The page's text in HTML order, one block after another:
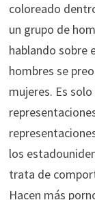
coloreado
un grupo de
hablando sobre
hombres se
mujeres. Es
los
trata de
Hacen más